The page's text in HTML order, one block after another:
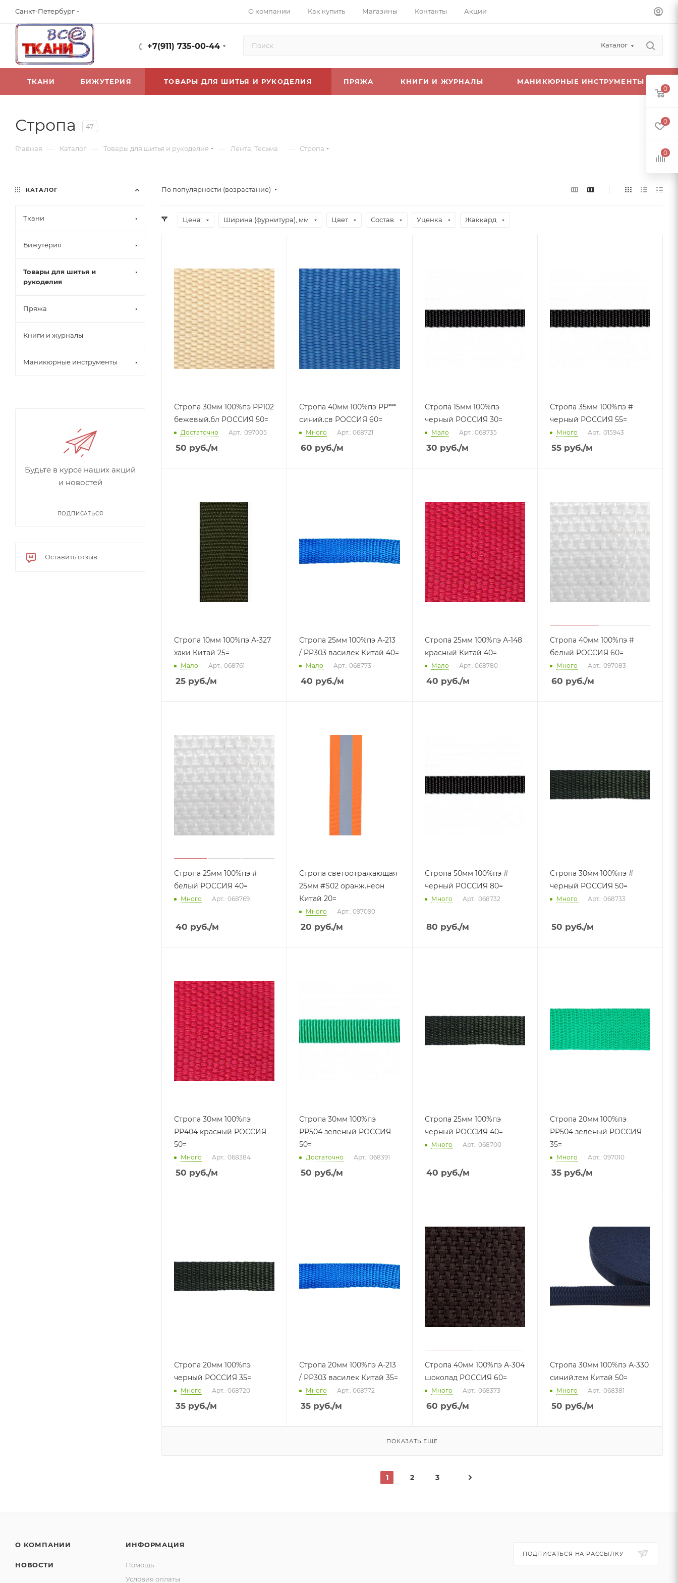
Санкт-Петербург О компании Как купить Магазины Контакты Акции
+7(911) 735-00-44 Каталог
ТКАНИ БИЖУТЕРИЯ ТОВАРЫ ДЛЯ ШИТЬЯ И РУКОДЕЛИЯ ПРЯЖА КНИГИ И ЖУРНАЛЫ МАНИКЮРНЫЕ ИНСТРУМЕНТЫ
Стропа 47
Главная — Каталог — Товары для шитья и рукоделия — Лента, Тесьма — Стропа
По популярности (возрастание)
Цена Ширина (фурнитура), мм Цвет Состав Уценка Жаккард
Стропа 30мм 100%пэ РР102
бежевый.бл РОССИЯ 50=
Достаточно Арт.: 097005
50 руб./м
Стропа 40мм 100%пэ РР***
синий.св РОССИЯ 60=
Много Арт.: 068721
60 руб./м
Стропа 15мм 100%пэ
черный РОССИЯ 30=
Мало Арт.: 068735
30 руб./м
Стропа 35мм 100%пэ #
черный РОССИЯ 55=
Много Арт.: 015943
55руб./м
Стропа 10мм 100%пэ А-327
хаки Китай 25=
Мало Арт.: 068761
25 руб./м
Стропа 25мм 100%пэ А-213
/ PP303 василек Китай 40=
Мало Арт.: 068773
40 руб./м
Стропа 25мм 100%пэ А-148
красный Китай 40=
Мало Арт.: 068780
40 руб./м
Стропа 40мм 100%пэ #
белый РОССИЯ 60=
Много Арт.: 097083
60 руб./м
Стропа 25мм 100%пэ #
белый РОССИЯ 40=
Много Арт.: 068769
40 руб./м
Стропа светоотражающая
25мм #S02 оранж.неон
Китай 20=
Много Арт.: 097090
20 руб./м
Стропа 50мм 100%пэ #
черный РОССИЯ 80=
Много Арт.: 068732
80 руб./м
Стропа 30мм 100%пэ #
черный РОССИЯ 50=
Много Арт.: 068733
50 руб./м
Стропа 30мм 100%пэ
РР404 красный РОССИЯ
50=
Много Арт.: 068384
50 руб./м
Стропа 30мм 100%пэ
РР504 зеленый РОССИЯ
50=
Достаточно Арт.: 068391
50 руб./м
Стропа 25мм 100%пэ
черный РОССИЯ 40=
Много Арт.: 068700
40 руб./м
Стропа 20мм 100%пэ
РР504 зеленый РОССИЯ
35=
Много Арт.: 097010
35руб./м
Стропа 20мм 100%пэ
черный РОССИЯ 35=
Много Арт.: 068720
35 руб./м
Стропа 20мм 100%пэ А-213
/ РР303 василек Китай 35=
Много Арт.: 068772
35 руб./м
Стропа 40мм 100%пэ А-304
шоколад РОССИЯ 60=
Много Арт.: 068373
60 руб./м
Стропа 30мм 100%пэ А-330
синий.тем Китай 50=
Много Арт.: 068381
50 руб./м
ПОКАЗАТЬ ЕЩЕ
1 2 3
КАТАЛОГ
Ткани
Бижутерия
Товары для шитья и
рукоделия
Пряжа
Книги и журналы
Маникюрные инструменты
Будьте в курсе наших акций
и новостей
ПОДПИСАТЬСЯ
Оставить отзыв
О КОМПАНИИ
НОВОСТИ
ИНФОРМАЦИЯ
Помощь
Условия оплаты
ПОДПИСАТЬСЯ НА РАССЫЛКУ
0
0
0